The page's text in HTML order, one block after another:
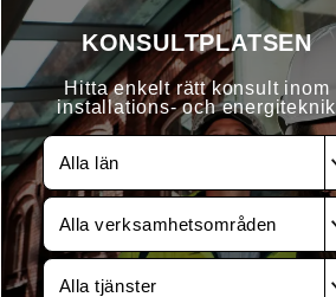
KONSULTPLATSEN
Hitta enkelt rätt konsult inom
installations- och energiteknik
Alla län
Alla verksamhetsområden
Alla tjänster